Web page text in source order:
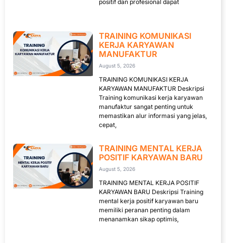
positif dan profesional dapat
TRAINING KOMUNIKASI
KERJA KARYAWAN
MANUFAKTUR
August 5, 2026
TRAINING KOMUNIKASI KERJA
KARYAWAN MANUFAKTUR Deskripsi
Training komunikasi kerja karyawan
manufaktur sangat penting untuk
memastikan alur informasi yang jelas,
cepat,
TRAINING MENTAL KERJA
POSITIF KARYAWAN BARU
August 5, 2026
TRAINING MENTAL KERJA POSITIF
KARYAWAN BARU Deskripsi Training
mental kerja positif karyawan baru
memiliki peranan penting dalam
menanamkan sikap optimis,